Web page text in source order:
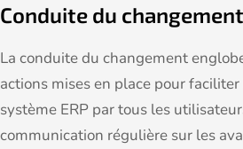
Conduite du changement
La conduite du changement
actions mises en place pour
système ERP par tous les
communication régulière sur les